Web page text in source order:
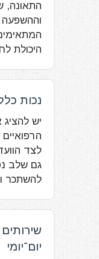
התאונה,
היכולת
נכות
יש להציג
לצד
גם שלב
להשתכר
יום־יומי